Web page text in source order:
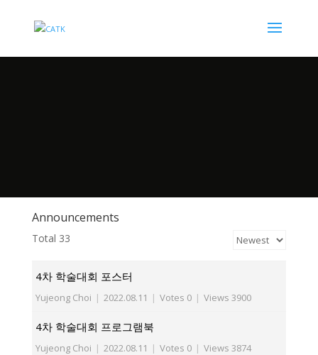
Announcements
Total 33
4차 학술대회 포스터
Yujeong Choi | 2022.08.11 | Votes 0 | Views 3900
4차 학술대회 프로그램북
Yujeong Choi | 2022.08.11 | Votes 0 | Views 3874